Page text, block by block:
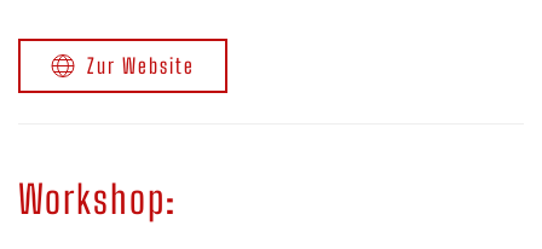
Zur Website
Workshop: